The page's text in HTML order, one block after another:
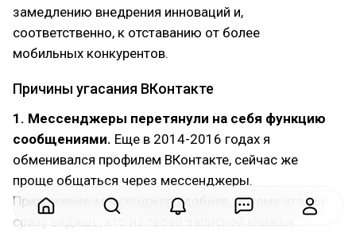
замедлению внедрения инноваций и,
соответственно, к отставанию от более
мобильных конкурентов.
Причины угасания ВКонтакте
1. Мессенджеры перетянули на себя функцию
сообщениями. Еще в 2014-2016 годах я
обменивался профилем ВКонтакте, сейчас же
проще общаться через мессенджеры.
Приложение-мессенджер удобнее, потому что ты
сразу видишь, кто из твоей записной книжки